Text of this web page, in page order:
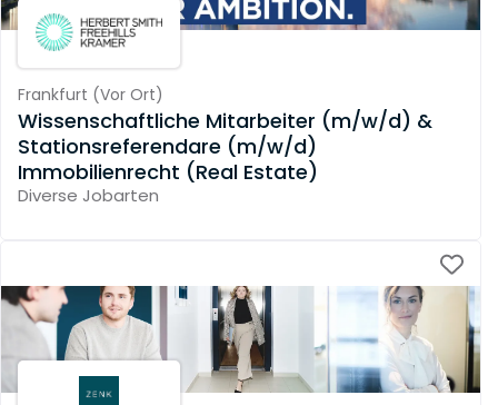
Frankfurt (Vor Ort)
Wissenschaftliche Mitarbeiter (m/w/d) &
Stationsreferendare (m/w/d)
Immobilienrecht (Real Estate)
Diverse Jobarten